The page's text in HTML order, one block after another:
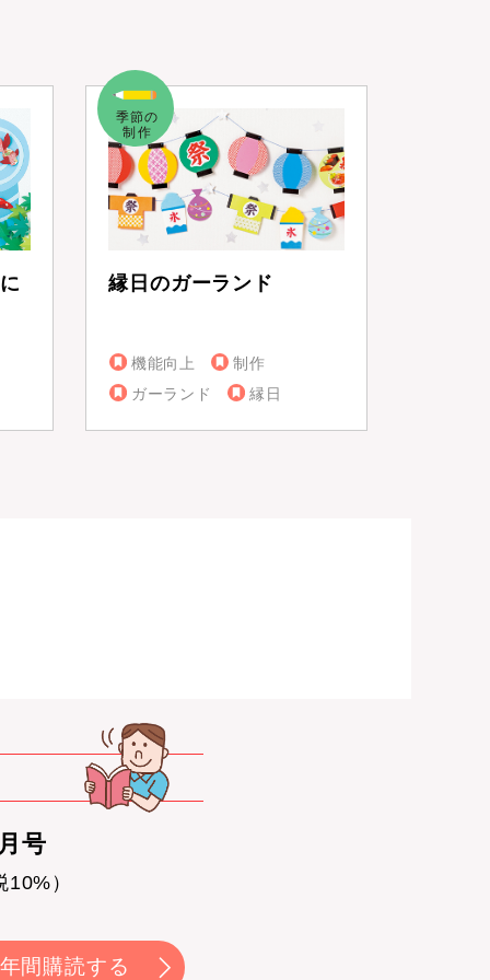
縁日のガーランド
機能向上
制作
ガーランド
縁日
号
）
年間購読する